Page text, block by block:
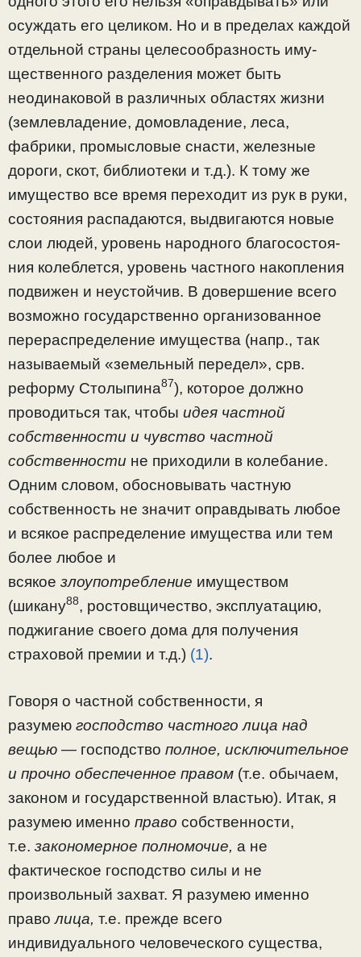
осуждать его целиком. Но и в пределах каждой
отдельной страны целесообразность иму­
щественного разделения может быть
неодинаковой в раз­личных областях жизни
(землевладение, домовладение, леса,
фабрики, промысловые снасти, железные
дороги, скот, библиотеки и т.д.). К тому же
имущество все время переходит из рук в руки,
состояния распадаются, выдви­гаются новые
слои людей, уровень народного благосостоя­
ния колеблется, уровень частного накопления
подвижен и неустойчив. В довершение всего
возможно государствен­но организованное
перераспределение имущества (напр., так
называемый «земельный передел», срв.
реформу Сто­лыпина87), которое должно
проводиться так, чтобы идея частной
собственности и чувство частной
собствен­ности не приходили в колебание.
Одним словом, обосно­вывать частную
собственность не значит оправдывать лю­бое
и всякое распределение имущества или тем
более лю­бое и
всякое злоупотребление имуществом
(шикану88, рос­товщичество, эксплуатацию,
поджигание своего дома для получения
страховой премии и т.д.) (1).
Говоря о частной собственности, я
разумею господство частного лица над
вещью — господство полное, исключи­тельное
и прочно обеспеченное правом (т.е. обычаем,
законом и государственной властью). Итак, я
разумею именно право собственности,
т.е. закономерное полномо­чие, а не
фактическое господство силы и не
произвольный захват. Я разумею именно
праволица, т.е. прежде всего
индивидуального человеческого существа,